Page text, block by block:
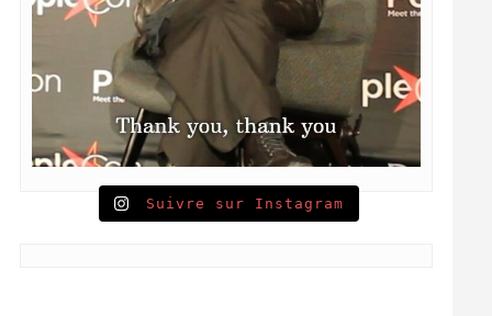
Suivre sur Instagram